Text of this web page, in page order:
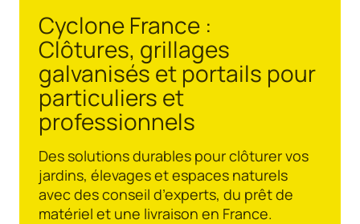
Cyclone France :
Clôtures, grillages
galvanisés et portails pour
particuliers et
professionnels
Des solutions durables pour clôturer vos
jardins, élevages et espaces naturels
avec des conseil d’experts, du prêt de
matériel et une livraison en France.